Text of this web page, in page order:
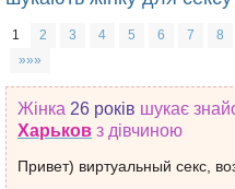
1 2 3 4 5 6 7 8
»»»
Жінка 26 років шукає
Харьков з дівчиною
Привет) виртуальный секс,